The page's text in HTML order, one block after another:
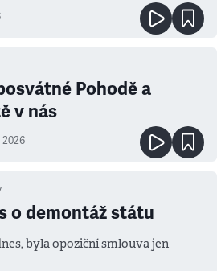
Pohodě a
v nás
2026
o demontáž státu
byla opoziční smlouva jen